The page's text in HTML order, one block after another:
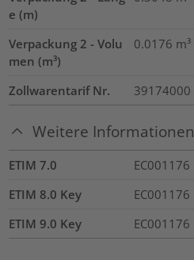
e (m)
Verpackung 2 - Volu
men (m³)
0.0176 m³
Zollwarentarif Nr. 39174000
Weitere Informationen
ETIM 7.0
EC001176
ETIM 8.0 Key
EC001176
ETIM 9.0 Key
EC001176